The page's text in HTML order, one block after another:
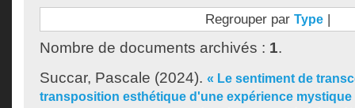
Regrouper par Type |
Nombre de documents archivés : 1.
Succar, Pascale (2024). « Le sentiment de
transposition esthétique d'une expérience mystique